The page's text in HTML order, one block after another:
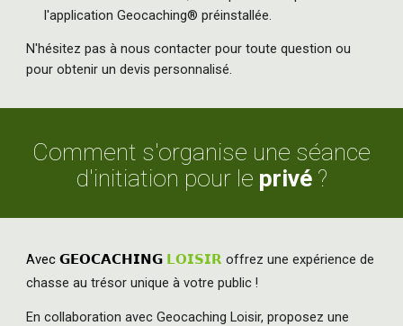
l'application Geocaching® préinstallée.
N'hésitez pas à nous contacter pour toute question ou
pour obtenir un devis personnalisé.
Comment s'organise une séance
d'initiation pour le privé?
Avec𝗚𝗘𝗢𝗖𝗔𝗖𝗛𝗜𝗡𝗚 𝗟𝗢𝗜𝗦𝗜𝗥 offrez une expérience de
chasse au trésor unique à votre public !
En collaboration avec Geocaching Loisir, proposez une